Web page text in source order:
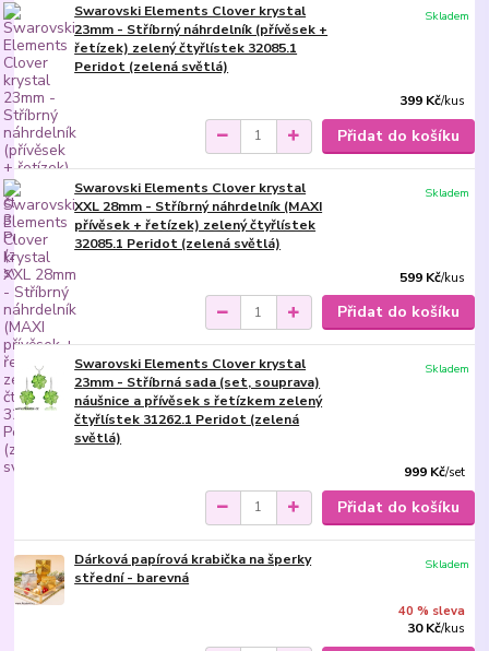
Swarovski Elements Clover krystal
23mm - Stříbrný náhrdelník (přívěsek +
řetízek) zelený čtyřlístek 32085.1
Peridot (zelená světlá)
399 Kč/kus
Skladem
Přidat do košíku
Swarovski Elements Clover krystal
XXL 28mm - Stříbrný náhrdelník (MAXI
přívěsek + řetízek) zelený čtyřlístek
32085.1 Peridot (zelená světlá)
599 Kč/kus
Skladem
Přidat do košíku
Swarovski Elements Clover krystal
23mm - Stříbrná sada (set, souprava)
náušnice a přívěsek s řetízkem zelený
čtyřlístek 31262.1 Peridot (zelená
světlá)
999 Kč/set
Skladem
Přidat do košíku
Dárková papírová krabička na šperky
střední - barevná
40 % sleva
30 Kč/kus
Skladem